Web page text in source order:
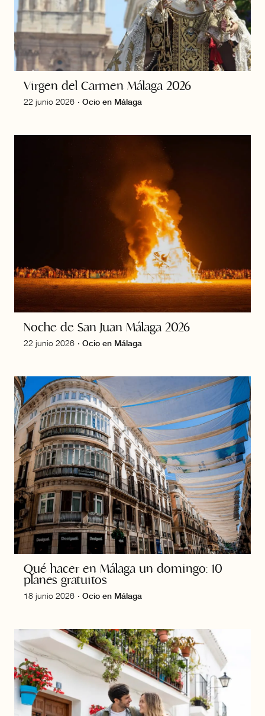
Virgen del Carmen Málaga 2026
22 junio 2026 · Ocio en Málaga
Noche de San Juan Málaga 2026
22 junio 2026 · Ocio en Málaga
Qué hacer en Málaga un domingo: 10
planes gratuitos
18 junio 2026 · Ocio en Málaga